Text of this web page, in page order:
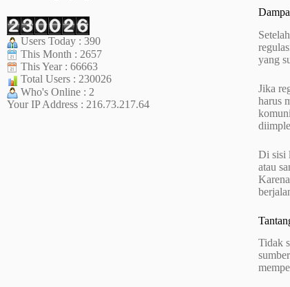
yang
Jika
harus
Di sisi
atau
Tidak
Users Today : 390
This Month : 2657
This Year : 66663
Total Users : 230026
Who's Online : 2
Your IP Address : 216.73.217.64